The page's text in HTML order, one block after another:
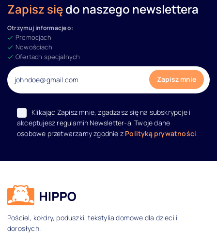
Zapisz siędo naszego newslettera
Otrzymuj informacje o:
Promocjach
Nowościach
Ofertach specjalnych
Klikając Zapisz mnie, zgadzasz się na subskrypcje i
akceptujesz regulamin Newsletter-a. Twoje dane
osobowe przetwarzamy zgodnie z Polityką prywatności.
Dane kontaktowe i informacje
Pościel, kołdry, poduszki, tekstylia domowe dla dzieci i
dorosłych.